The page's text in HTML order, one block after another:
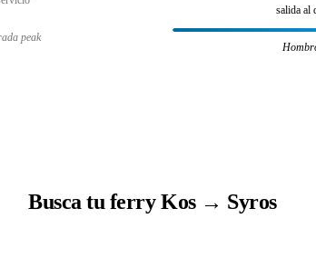
peak
salida al
Busca tu ferry Kos → Syros